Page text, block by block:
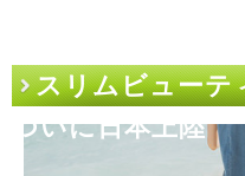
スリムビューテ
ついに日本上陸